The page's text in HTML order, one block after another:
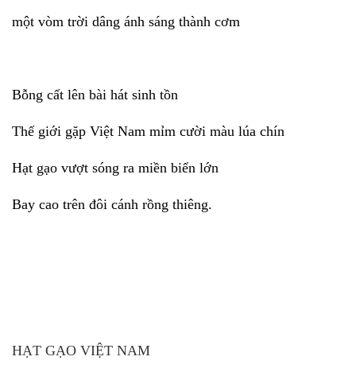
một vòm trời dâng ánh sáng thành cơm
Bỗng cất lên bài hát sinh tồn
Thế giới gặp Việt Nam mỉm cười màu lúa chín
Hạt gạo vượt sóng ra miền biển lớn
Bay cao trên đôi cánh rồng thiêng.
HẠT GẠO VIỆT NAM